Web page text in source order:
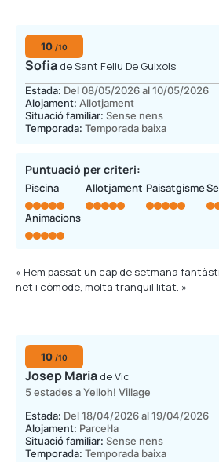
10 /10
Sofia de Sant Feliu De Guixols
Estada: Del 08/05/2026 al 10/05/2026
Alojament: Allotjament
Situació familiar: Sense nens
Temporada: Temporada baixa
Puntuació per criteri:
Piscina Allotjament Paisatgisme
Animacions
« Hem passat un cap de setmana
net i còmode, molta tranquil·litat. »
10 /10
Josep Maria de Vic
5 estades a Yelloh! Village
Estada: Del 18/04/2026 al 19/04/2026
Alojament: Parcel·la
Situació familiar: Sense nens
Temporada: Temporada baixa